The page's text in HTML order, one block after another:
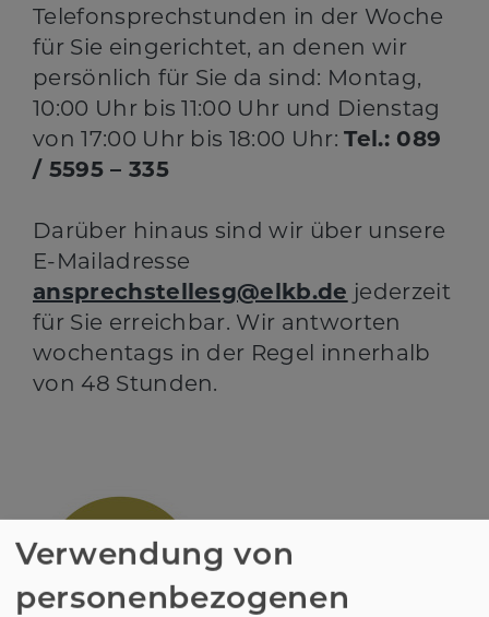
Telefonsprechstunden in der Woche
für Sie eingerichtet, an denen wir
persönlich für Sie da sind: Montag,
10:00 Uhr bis 11:00 Uhr und Dienstag
von 17:00 Uhr bis 18:00 Uhr:Tel.: 089
/ 5595 – 335
Darüber hinaus sind wir über unsere
E-Mailadresse
ansprechstellesg@elkb.de jederzeit
für Sie erreichbar. Wir antworten
wochentags in der Regel innerhalb
von 48 Stunden.
Verwendung von
personenbezogenen